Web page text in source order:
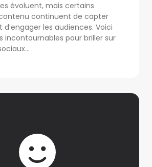
évoluent, mais certains
continuent de capter
d’engager les audiences. Voici
incontournables pour briller sur